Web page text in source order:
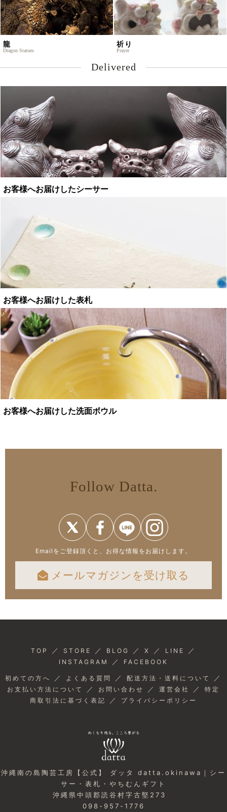
龍
Dragon Statues
祈り
Prayer
Delivered
お客様へお届けしたシーサー
お客様へお届けした表札
お客様へお届けした洗面ボウル
Follow Datta.
Emailをご登録頂くと、お得な情報をお届けします。
メールマガジンを受け取る
TOP ／ STORE ／ BLOG ／ X ／ LINE ／
INSTAGRAM ／ FACEBOOK
初めての方へ ／ よくある質問 ／ 配送方法・送料について ／
お支払い方法について ／ お問い合わせ ／ 運営会社 ／ 特定
商取引法に基づく表記
／ プライバシーポリシー
沖縄南の島陶芸工房【公式】 ダッタ datta.okinawa｜シー
サー・表札・やちむんギフト
沖縄県中頭郡読谷村字古堅273
098-957-1776